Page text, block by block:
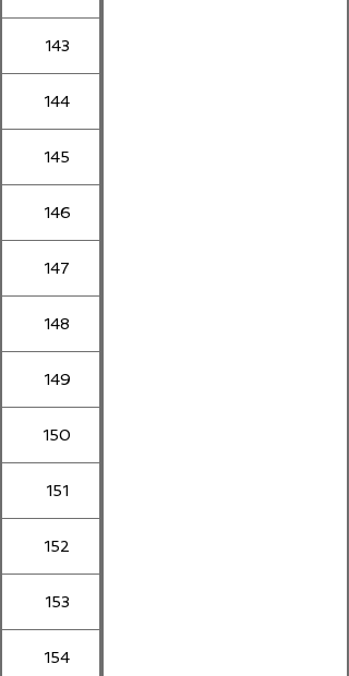
143
144
145
146
147
148
149
150
151
152
153
154